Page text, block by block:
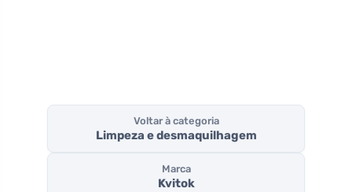
Voltar à categoria
Limpeza e desmaquilhagem
Marca
Kvitok